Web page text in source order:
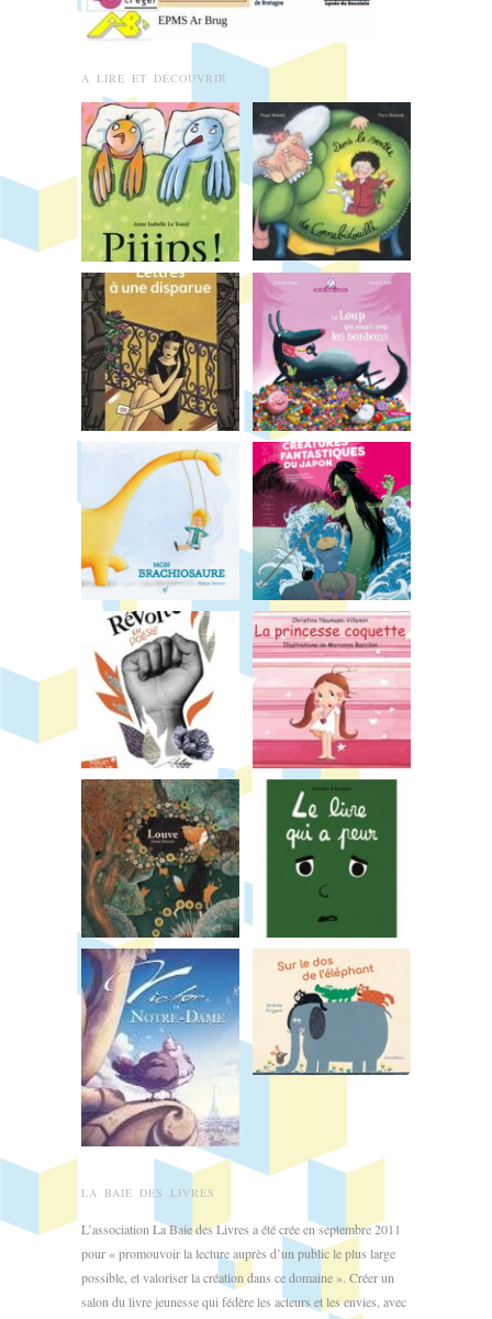
A LIRE ET DÉCOUVRIR
LA BAIE DES LIVRES
L’association La Baie des Livres a été crée en septembre 2011
pour « promouvoir la lecture auprès d’un public le plus large
possible, et valoriser la création dans ce domaine ». Créer un
salon du livre jeunesse qui fédère les acteurs et les envies, avec